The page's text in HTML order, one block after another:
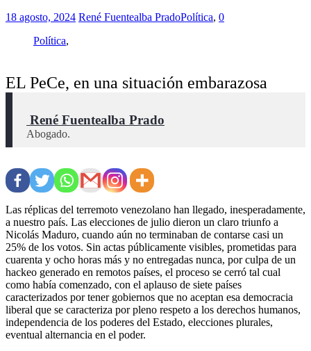
18 agosto, 2024 René Fuentealba PradoPolítica, 0
Política,
EL PeCe, en una situación embarazosa
René Fuentealba Prado
Abogado.
Las réplicas del terremoto venezolano han llegado, inesperadamente,
a nuestro país. Las elecciones de julio dieron un claro triunfo a
Nicolás Maduro, cuando aún no terminaban de contarse casi un
25% de los votos. Sin actas públicamente visibles, prometidas para
cuarenta y ocho horas más y no entregadas nunca, por culpa de un
hackeo generado en remotos países, el proceso se cerró tal cual
como había comenzado, con el aplauso de siete países
caracterizados por tener gobiernos que no aceptan esa democracia
liberal que se caracteriza por pleno respeto a los derechos humanos,
independencia de los poderes del Estado, elecciones plurales,
eventual alternancia en el poder.